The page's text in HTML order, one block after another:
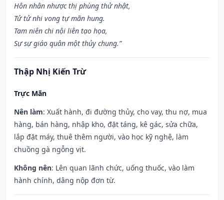
Hôn nhân nhược thị phùng thử nhật,
Tử tử nhi vong tự mãn hung.
Tam niên chi nội liên tạo họa,
Sự sự giáo quân một thủy chung.”
Thập Nhị Kiến Trừ
Trực Mãn
Nên làm: Xuất hành, đi đường thủy, cho vay, thu nợ, mua
hàng, bán hàng, nhập kho, đặt táng, kê gác, sửa chữa,
lắp đặt máy, thuê thêm người, vào học kỹ nghệ, làm
chuồng gà ngỗng vịt.
Không nên: Lên quan lãnh chức, uống thuốc, vào làm
hành chính, dâng nộp đơn từ.